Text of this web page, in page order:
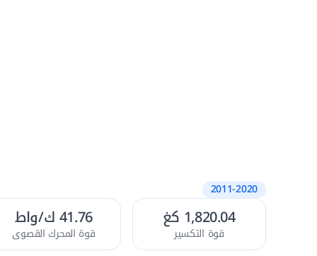
2011-2020
1,820.04 كغ
قوة التكسير
41.76 ك/واط
قوة المحرك القصوى